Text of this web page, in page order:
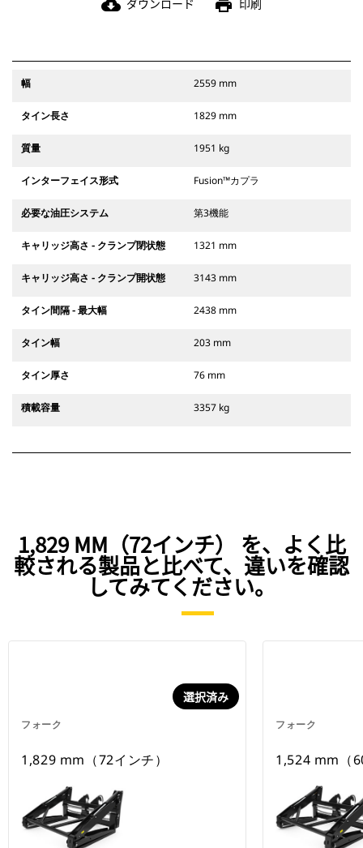
cloud_download ダウンロード print 印刷
幅 2559 mm
タイン長さ 1829 mm
質量 1951 kg
インターフェイス形式 Fusion™カプラ
必要な油圧システム 第3機能
キャリッジ高さ - クランプ閉状態 1321 mm
キャリッジ高さ - クランプ開状態 3143 mm
タイン間隔 - 最大幅 2438 mm
タイン幅 203 mm
タイン厚さ 76 mm
積載容量 3357 kg
1,829 MM（72インチ） を、よく比
較される製品と比べて、違いを確認
してみてください。
フォーク
選択済み
1,829 mm（72インチ）
フォーク
1,524 mm（